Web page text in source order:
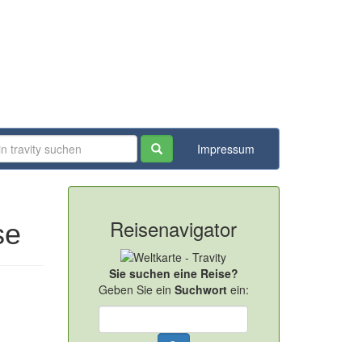
Impressum
Reisenavigator
Sie suchen eine Reise?
Geben Sie ein Suchwortein: